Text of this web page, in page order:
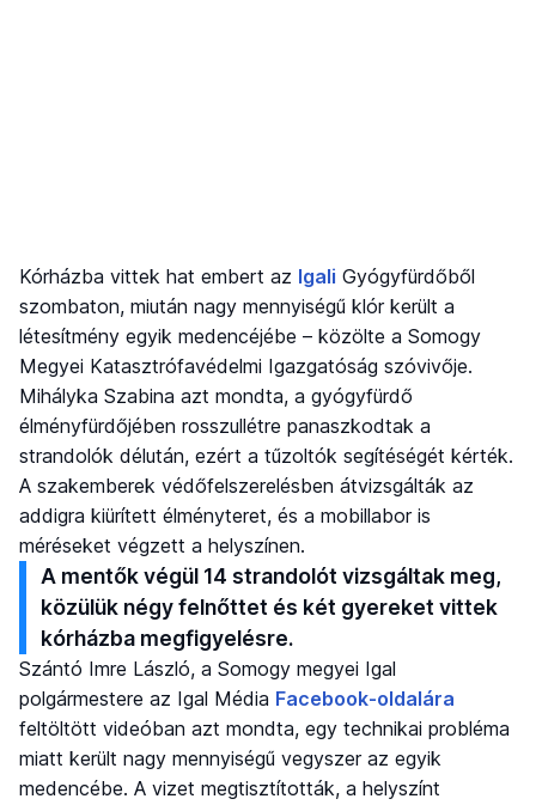
Kórházba vittek hat embert az Igali Gyógyfürdőből
szombaton, miután nagy mennyiségű klór került a
létesítmény egyik medencéjébe – közölte a Somogy
Megyei Katasztrófavédelmi Igazgatóság szóvivője.
Mihályka Szabina azt mondta, a gyógyfürdő
élményfürdőjében rosszullétre panaszkodtak a
strandolók délután, ezért a tűzoltók segítéségét kérték.
A szakemberek védőfelszerelésben átvizsgálták az
addigra kiürített élményteret, és a mobillabor is
méréseket végzett a helyszínen.
A mentők végül 14 strandolót vizsgáltak meg,
közülük négy felnőttet és két gyereket vittek
kórházba megfigyelésre.
Szántó Imre László, a Somogy megyei Igal
polgármestere az Igal Média Facebook-oldalára
feltöltött videóban azt mondta, egy technikai probléma
miatt került nagy mennyiségű vegyszer az egyik
medencébe. A vizet megtisztították, a helyszínt